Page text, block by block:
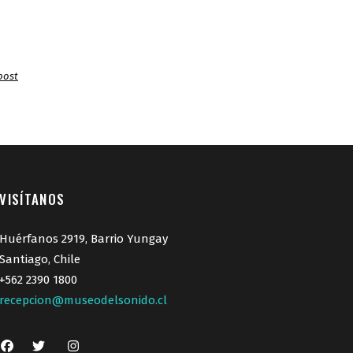
VISÍTANOS
Huérfanos 2919, Barrio Yungay
Santiago, Chile
+562 2390 1800
recepcion@museodelsonido.cl